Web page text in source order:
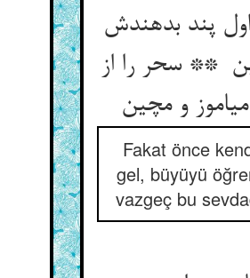
پند بدهندش
** سحر را از
Fakat önce
gel, büyüyü
vazgeç bu